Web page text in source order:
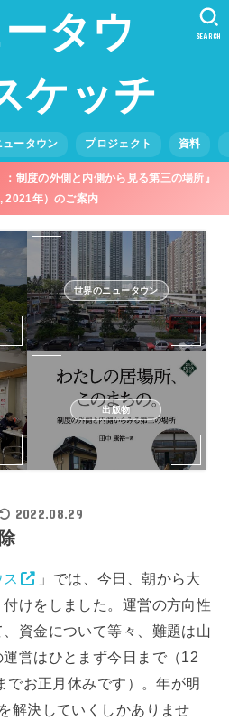
タウ
ケッチ
ュータウン プロジェクト 資料
SEARCH
制度の外側と内側から見る第三の場所』
, 2021年）のご案内
世界のニュータウン
出版物
2022.08.29
」では、今日、朝から大
けをしました。運営の方向性
資金について等々、難題は山
営はひとまず今日まで（12
でお正月休みです）。年が明
解決していくしかありませ